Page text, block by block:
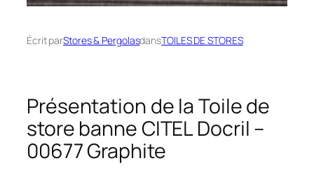
Écrit parStores & PergolasdansTOILES DE STORES
Présentation de la Toile de
store banne CITEL Docril –
00677 Graphite